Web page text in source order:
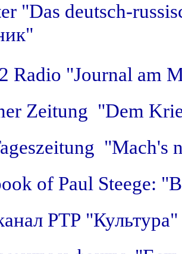
"Das deutsch-
Radio "Journal am
Zeitung "Dem
"Mach's
of Paul Steege:
РТР